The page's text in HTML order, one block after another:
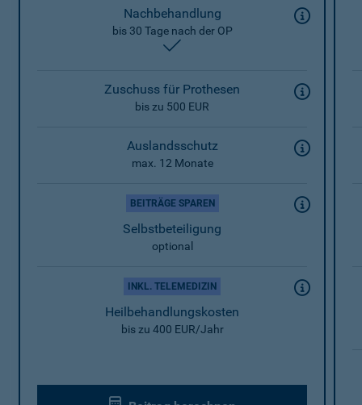
Nachbehandlung
bis 30 Tage nach der OP
Zuschuss für Prothesen
bis zu 500 EUR
Auslandsschutz
max. 12 Monate
BEITRÄGE SPAREN
Selbstbeteiligung
optional
INKL. TELEMEDIZIN
Heilbehandlungskosten
bis zu 400 EUR/Jahr